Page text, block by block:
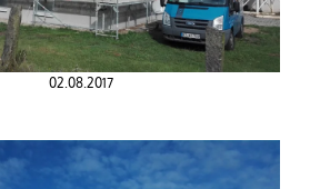
02.08.2017